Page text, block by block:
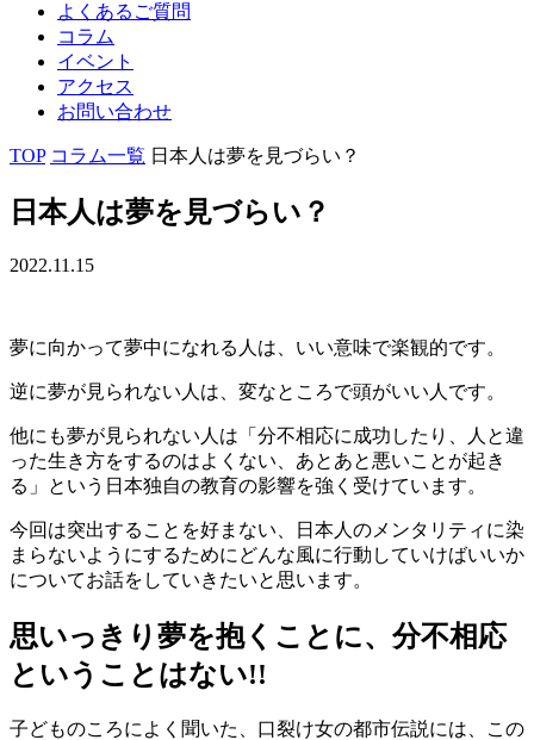
よくあるご質問
コラム
イベント
アクセス
お問い合わせ
TOP コラム一覧 日本人は夢を見づらい？
日本人は夢を見づらい？
2022.11.15
夢に向かって夢中になれる人は、いい意味で楽観的です。
逆に夢が見られない人は、変なところで頭がいい人です。
他にも夢が見られない人は「分不相応に成功したり、人と違
った生き方をするのはよくない、あとあと悪いことが起き
る」という日本独自の教育の影響を強く受けています。
今回は突出することを好まない、日本人のメンタリティに染
まらないようにするためにどんな風に行動していけばいいか
についてお話をしていきたいと思います。
思いっきり夢を抱くことに、分不相応
ということはない!!
子どものころによく聞いた、口裂け女の都市伝説には、この